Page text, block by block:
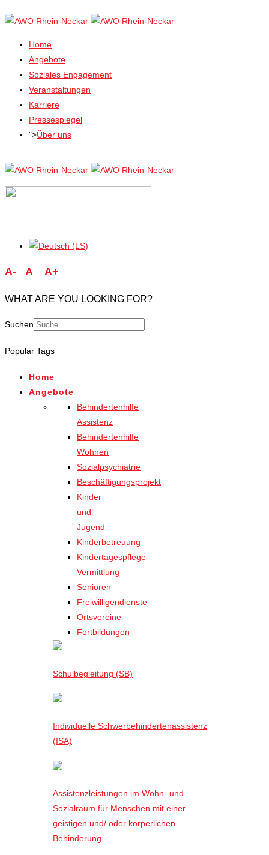
Home
Angebote
Soziales Engagement
Veranstaltungen
Karriere
Pressespiegel
">Über uns
A- A A+
WHAT ARE YOU LOOKING FOR?
Suchen
Popular Tags
Home
Angebote
Behindertenhilfe
Assistenz
Behindertenhilfe
Wohnen
Sozialpsychiatrie
Beschäftigungsprojekt
Kinder
und
Jugend
Kinderbetreuung
Kindertagespflege
Vermittlung
Senioren
Freiwilligendienste
Ortsvereine
Fortbildungen
Schulbegleitung (SB)
Individuelle Schwerbehindertenassistenz
(ISA)
Assistenzleistungen im Wohn- und
Sozialraum für Menschen mit einer
geistigen und/ oder körperlichen
Behinderung